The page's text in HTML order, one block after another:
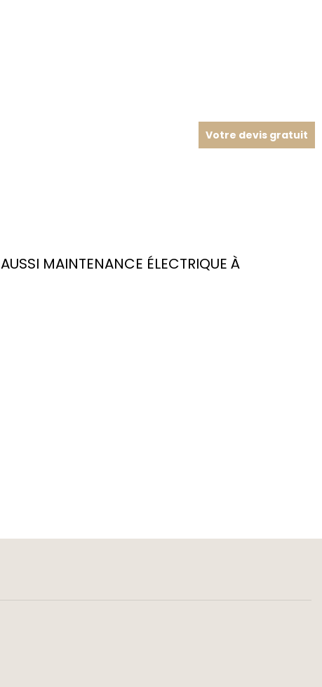
MAINTENANCE ÉLECTRIQUE À
Votre devis gratuit